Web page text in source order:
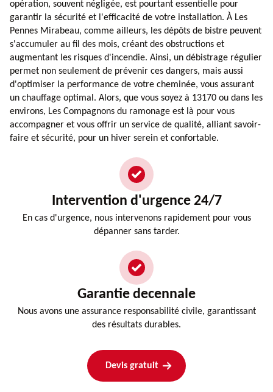
opération, souvent négligée, est pourtant essentielle pour
garantir la sécurité et l'efficacité de votre installation. À Les
Pennes Mirabeau, comme ailleurs, les dépôts de bistre peuvent
s'accumuler au fil des mois, créant des obstructions et
augmentant les risques d'incendie. Ainsi, un débistrage régulier
permet non seulement de prévenir ces dangers, mais aussi
d'optimiser la performance de votre cheminée, vous assurant
un chauffage optimal. Alors, que vous soyez à 13170 ou dans les
environs, Les Compagnons du ramonage est là pour vous
accompagner et vous offrir un service de qualité, alliant savoir-
faire et sécurité, pour un hiver serein et confortable.
Intervention d'urgence 24/7
En cas d'urgence, nous intervenons rapidement pour vous
dépanner sans tarder.
Garantie decennale
Nous avons une assurance responsabilité civile, garantissant
des résultats durables.
Devis gratuit